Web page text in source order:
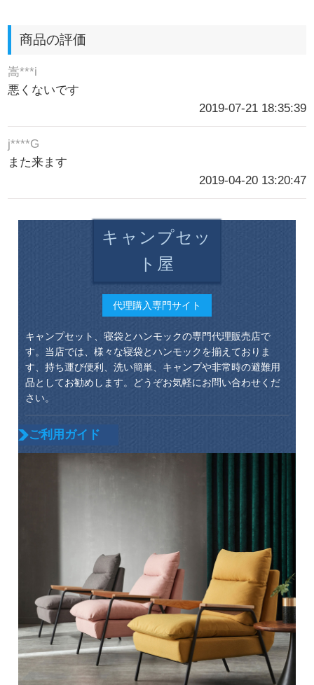
商品の評価
嵩***i
悪くないです
2019-07-21 18:35:39
j****G
また来ます
2019-04-20 13:20:47
キャンプセッ
ト屋
代理購入専門サイト
キャンプセット、寝袋とハンモックの専門代理販売店で
す。当店では、様々な寝袋とハンモックを揃えておりま
す、持ち運び便利、洗い簡単、キャンプや非常時の避難用
品としてお勧めします。どうぞお気軽にお問い合わせくだ
さい。
ご利用ガイド